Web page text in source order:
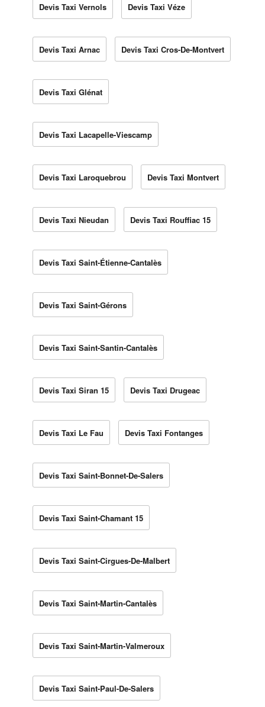
Devis Taxi Vernols Devis Taxi Véze
Devis Taxi Arnac Devis Taxi Cros-De-Montvert
Devis Taxi Glénat
Devis Taxi Lacapelle-Viescamp
Devis Taxi Laroquebrou Devis Taxi Montvert
Devis Taxi Nieudan Devis Taxi Rouffiac 15
Devis Taxi Saint-Étienne-Cantalès
Devis Taxi Saint-Gérons
Devis Taxi Saint-Santin-Cantalès
Devis Taxi Siran 15 Devis Taxi Drugeac
Devis Taxi Le Fau Devis Taxi Fontanges
Devis Taxi Saint-Bonnet-De-Salers
Devis Taxi Saint-Chamant 15
Devis Taxi Saint-Cirgues-De-Malbert
Devis Taxi Saint-Martin-Cantalès
Devis Taxi Saint-Martin-Valmeroux
Devis Taxi Saint-Paul-De-Salers